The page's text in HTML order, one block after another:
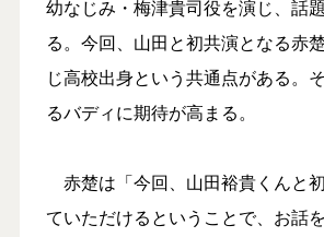
幼なじみ・梅津貴司役を演じ、話
る。今回、山田と初共演となる赤
じ高校出身という共通点がある。
るバディに期待が高まる。
赤楚は「今回、山田裕貴くんと
ていただけるということで、お話